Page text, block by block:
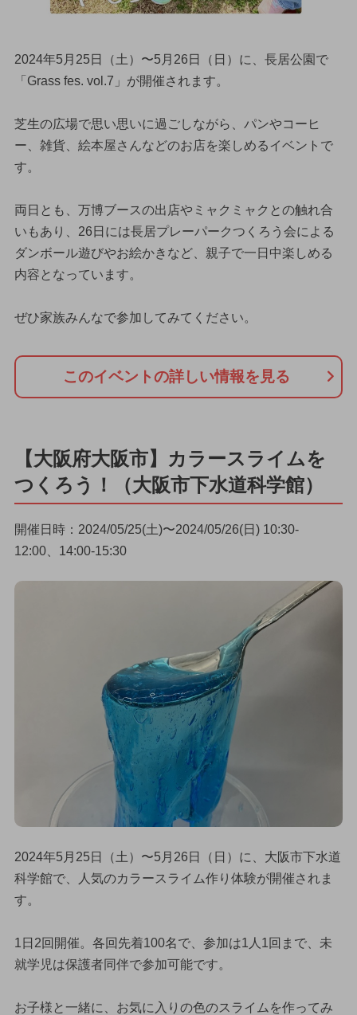
2024年5月25日（土）〜5月26日（日）に、長居公園で
「Grass fes. vol.7」が開催されます。
芝生の広場で思い思いに過ごしながら、パンやコーヒ
ー、雑貨、絵本屋さんなどのお店を楽しめるイベントで
す。
両日とも、万博ブースの出店やミャクミャクとの触れ合
いもあり、26日には長居プレーパークつくろう会による
ダンボール遊びやお絵かきなど、親子で一日中楽しめる
内容となっています。
ぜひ家族みんなで参加してみてください。
このイベントの詳しい情報を見る
【大阪府大阪市】カラースライムを
つくろう！（大阪市下水道科学館）
開催日時：2024/05/25(土)〜2024/05/26(日) 10:30-
12:00、14:00-15:30
2024年5月25日（土）〜5月26日（日）に、大阪市下水道
科学館で、人気のカラースライム作り体験が開催されま
す。
1日2回開催。各回先着100名で、参加は1人1回まで、未
就学児は保護者同伴で参加可能です。
お子様と一緒に、お気に入りの色のスライムを作ってみ